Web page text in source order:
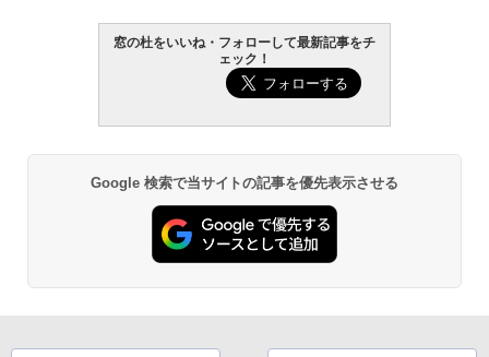
窓の杜をいいね・フォローして最新記事をチ
ェック！
Google 検索で当サイトの記事を優先表示させる